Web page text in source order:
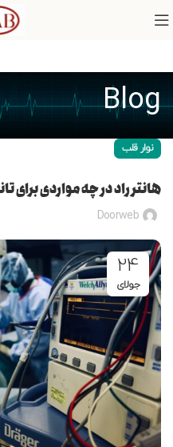
Blog
نوار قلب
هانتر راد در چه مواردی برای
Doorweb
24
جولای